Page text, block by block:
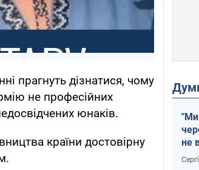
прагнуть дізнатися, чому
не професійних
юнаків.
країни достовірну
"Ми
не